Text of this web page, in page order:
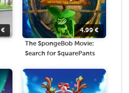
€ 4.99€
The SpongeBob Movie:
Search for SquarePants